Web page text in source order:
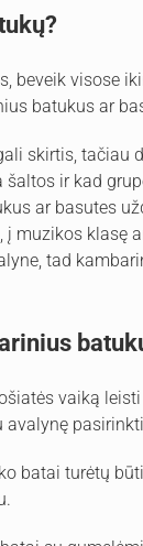
beveik visose
batukus ar
skirtis,
ir kad
ar basutes
muzikos klasę
tad
vaiką
avalynę
batai turėtų